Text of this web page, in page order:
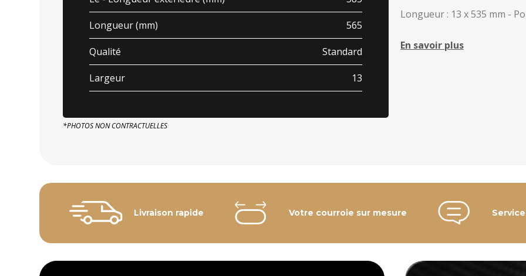
Longueur (mm) 565
Qualité Standard
Largeur 13
*PHOTOS NON CONTRACTUELLES
Longueur : 13 x 535 mm -
En savoir plus
Livraison rapide Votre courroie sur mesure